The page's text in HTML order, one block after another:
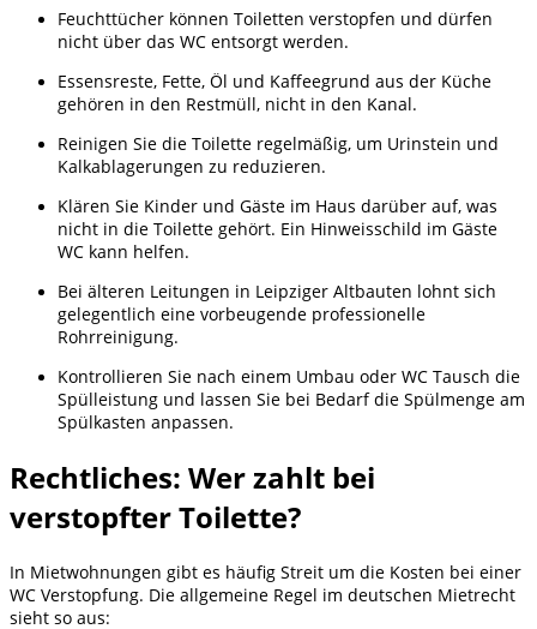
Feuchttücher können Toiletten verstopfen und dürfen
nicht über das WC entsorgt werden.
Essensreste, Fette, Öl und Kaffeegrund aus der Küche
gehören in den Restmüll, nicht in den Kanal.
Reinigen Sie die Toilette regelmäßig, um Urinstein und
Kalkablagerungen zu reduzieren.
Klären Sie Kinder und Gäste im Haus darüber auf, was
nicht in die Toilette gehört. Ein Hinweisschild im Gäste
WC kann helfen.
Bei älteren Leitungen in Leipziger Altbauten lohnt sich
gelegentlich eine vorbeugende professionelle
Rohrreinigung.
Kontrollieren Sie nach einem Umbau oder WC Tausch die
Spülleistung und lassen Sie bei Bedarf die Spülmenge am
Spülkasten anpassen.
Rechtliches: Wer zahlt bei
verstopfter Toilette?
In Mietwohnungen gibt es häufig Streit um die Kosten bei einer
WC Verstopfung. Die allgemeine Regel im deutschen Mietrecht
sieht so aus: